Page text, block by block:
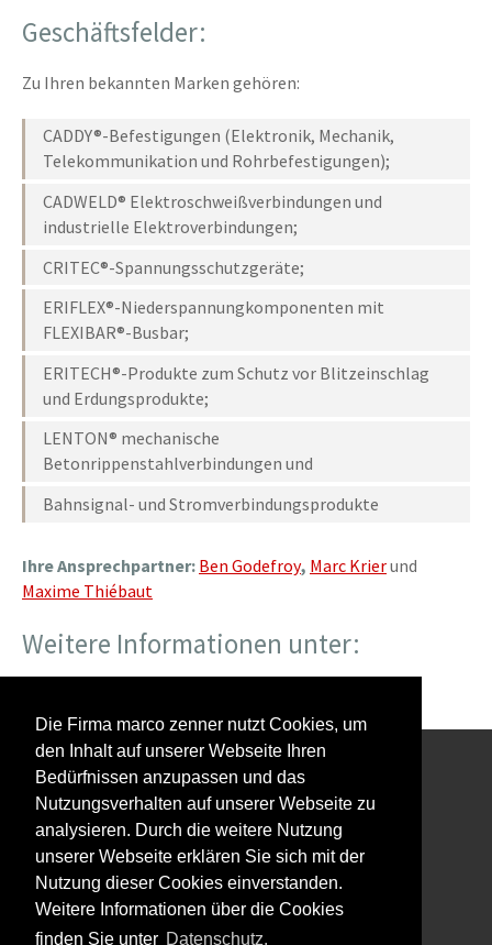
Die Firma marco zenner nutzt Cookies, um
den Inhalt auf unserer Webseite Ihren
Bedürfnissen anzupassen und das
Nutzungsverhalten auf unserer Webseite zu
analysieren. Durch die weitere Nutzung
unserer Webseite erklären Sie sich mit der
Nutzung dieser Cookies einverstanden.
Weitere Informationen über die Cookies
finden Sie unter Datenschutz.
Geschäftsfelder:
Zu Ihren bekannten Marken gehören:
CADDY®-Befestigungen (Elektronik, Mechanik,
Telekommunikation und Rohrbefestigungen);
CADWELD® Elektroschweißverbindungen und
industrielle Elektroverbindungen;
CRITEC®-Spannungsschutzgeräte;
ERIFLEX®-Niederspannungkomponenten mit
FLEXIBAR®-Busbar;
ERITECH®-Produkte zum Schutz vor Blitzeinschlag
und Erdungsprodukte;
LENTON® mechanische
Betonrippenstahlverbindungen und
Bahnsignal- und Stromverbindungsprodukte
Ihre Ansprechpartner: Ben Godefroy, Marc Krierund
Maxime Thiébaut
Weitere Informationen unter:
Interessiert an unserem Newsletter?
Impressum